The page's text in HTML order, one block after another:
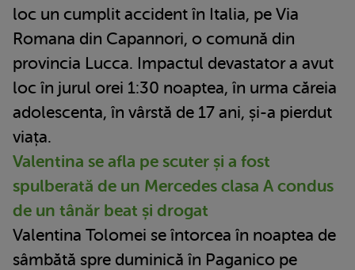
loc un cumplit accident în Italia, pe Via
Romana din Capannori, o comună din
provincia Lucca. Impactul devastator a avut
loc în jurul orei 1:30 noaptea, în urma căreia
adolescenta, în vârstă de 17 ani, și-a pierdut
viața.
Valentina se afla pe scuter și a fost
spulberată de un Mercedes clasa A condus
de un tânăr beat și drogat
Valentina Tolomei se întorcea în noaptea de
sâmbătă spre duminică în Paganico pe